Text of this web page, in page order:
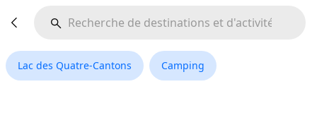
Lac des Quatre-Cantons Camping